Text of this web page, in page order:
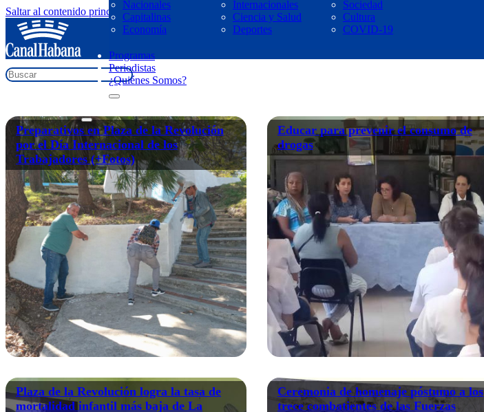
Saltar al contenido principal Saltar al pie de página
Nacionales Internacionales
Sociedad
Capitalinas
Ciencia y Salud
Cultura
Economía
Deportes COVID-19
Programas
Periodistas
¿Quiénes Somos?
regresar
Plaza de la Revolución
Preparativos en Plaza de la Revolución
por el Día Internacional de los
Trabajadores (+Fotos)
Educar para prevenir el consumo de
drogas
Plaza de la Revolución logra la tasa de
mortalidad infantil más baja de La
Ceremonia de homenaje póstumo a los
trece combatientes de las Fuerzas